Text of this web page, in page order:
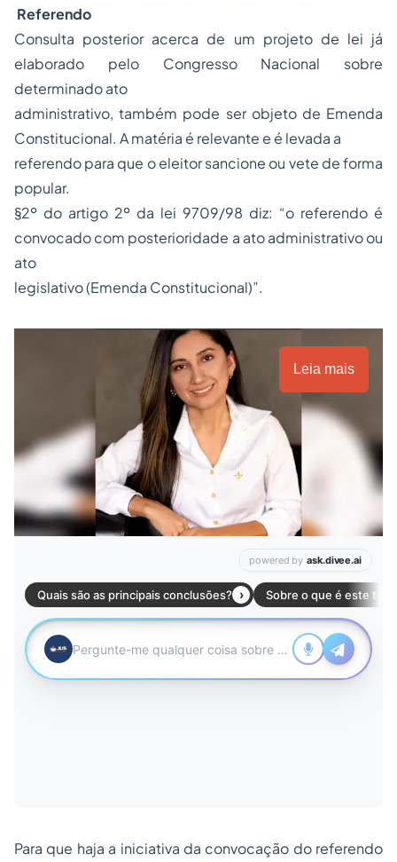
Referendo
Consulta posterior acerca de um projeto de lei já
elaborado pelo Congresso Nacional sobre
determinado ato
administrativo, também pode ser objeto de Emenda
Constitucional. A matéria é relevante e é levada a
referendo para que o eleitor sancione ou vete de forma
popular.
§2º do artigo 2º da lei 9709/98 diz: “o referendo é
convocado com posterioridade a ato administrativo ou
ato
legislativo (Emenda Constitucional)”.
Leia mais
Para que haja a iniciativa da convocação do referendo